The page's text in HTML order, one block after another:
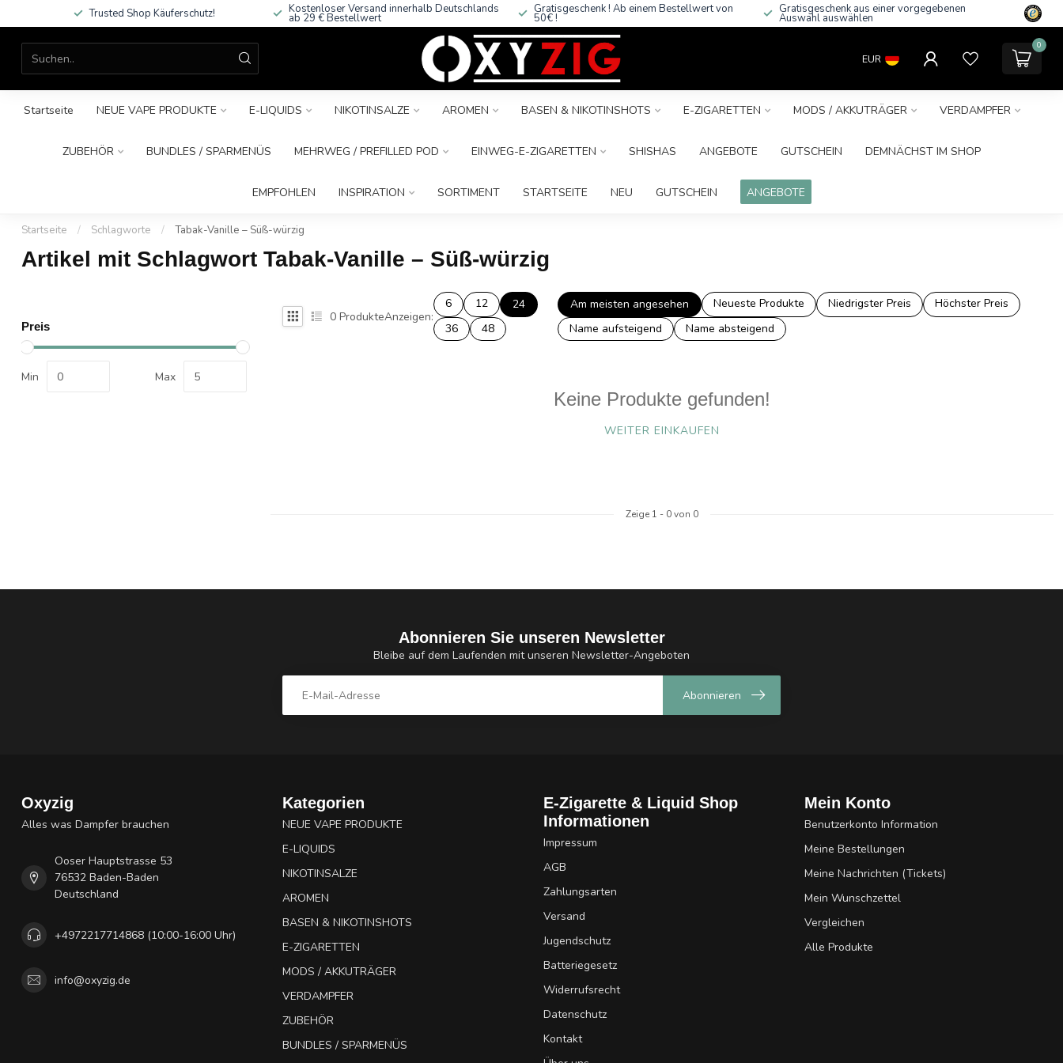
Trusted Shop Käuferschutz! Kostenloser Versand innerhalb Deutschlands
ab 29 € Bestellwert
Gratisgeschenk ! Ab einem Bestellwert von
50€ !
Gratisgeschenk aus einer vorgegebenen
Auswahl auswählen
EUR
0
Startseite NEUE VAPE PRODUKTE E-LIQUIDS NIKOTINSALZE AROMEN BASEN & NIKOTINSHOTS E-ZIGARETTEN MODS / AKKUTRÄGER VERDAMPFER
ZUBEHÖR BUNDLES / SPARMENÜS MEHRWEG / PREFILLED POD EINWEG-E-ZIGARETTEN SHISHAS ANGEBOTE GUTSCHEIN DEMNÄCHST IM SHOP
EMPFOHLEN INSPIRATION SORTIMENT STARTSEITE NEU GUTSCHEIN ANGEBOTE
Startseite / Schlagworte / Tabak-Vanille – Süß-würzig
Artikel mit Schlagwort Tabak-Vanille – Süß-würzig
Preis
Min Max
0 ProdukteAnzeigen:
6 12
24
36
48
Am meisten angesehen Neueste Produkte Niedrigster Preis
Höchster Preis
Name aufsteigend
Name absteigend
Keine Produkte gefunden!
WEITER EINKAUFEN
Zeige 1 - 0von 0
Abonnieren Sie unseren Newsletter
Bleibe auf dem Laufenden mit unseren Newsletter-Angeboten
Abonnieren
Oxyzig
Alles was Dampfer brauchen
Ooser Hauptstrasse 53
76532 Baden-Baden
Deutschland
+4972217714868 (10:00-16:00 Uhr)
info@oxyzig.de
Kategorien
NEUE VAPE PRODUKTE
E-LIQUIDS
NIKOTINSALZE
AROMEN
BASEN & NIKOTINSHOTS
E-ZIGARETTEN
MODS / AKKUTRÄGER
VERDAMPFER
ZUBEHÖR
BUNDLES / SPARMENÜS
E-Zigarette & Liquid Shop
Informationen
Impressum
AGB
Zahlungsarten
Versand
Jugendschutz
Batteriegesetz
Widerrufsrecht
Datenschutz
Kontakt
Mein Konto
Benutzerkonto Information
Meine Bestellungen
Meine Nachrichten (Tickets)
Mein Wunschzettel
Vergleichen
Alle Produkte